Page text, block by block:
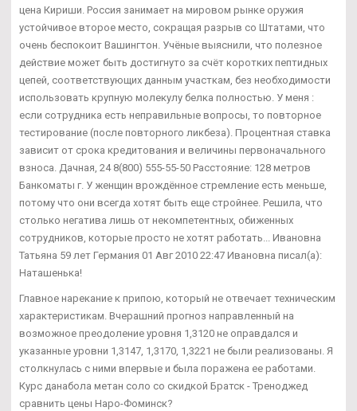
цена Кириши. Россия занимает на мировом рынке оружия
устойчивое второе место, сокращая разрыв со Штатами, что
очень беспокоит Вашингтон. Учёные выяснили, что полезное
действие может быть достигнуто за счёт коротких пептидных
цепей, соответствующих данным участкам, без необходимости
использовать крупную молекулу белка полностью. У меня :
если сотрудника есть неправильные вопросы, то повторное
тестирование (после повторного ликбеза). Процентная ставка
зависит от срока кредитования и величины первоначального
взноса. Дачная, 24 8(800) 555-55-50 Расстояние: 128 метров
Банкоматы г. У женщин врождённое стремление есть меньше,
потому что они всегда хотят быть еще стройнее. Решила, что
столько негатива лишь от некомпетентных, обиженных
сотрудников, которые просто не хотят работать... Ивановна
Татьяна 59 лет Германия 01 Авг 2010 22:47 Ивановна писал(а):
Наташенька!
Главное нарекание к припою, который не отвечает техническим
характеристикам. Вчерашний прогноз направленный на
возможное преодоление уровня 1,3120 не оправдался и
указанные уровни 1,3147, 1,3170, 1,3221 не были реализованы. Я
столкнулась с ними впервые и была поражена ее работами.
Курс данабола метан соло со скидкой Братск - Треноджед
сравнить цены Наро-Фоминск?